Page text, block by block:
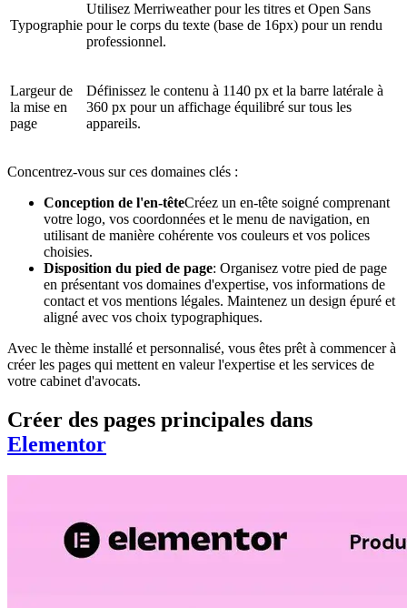
Typographie
Utilisez Merriweather pour les titres et Open Sans
pour le corps du texte (base de 16px) pour un rendu
professionnel.
Largeur de
la mise en
page
Définissez le contenu à 1140 px et la barre latérale à
360 px pour un affichage équilibré sur tous les
appareils.
Concentrez-vous sur ces domaines clés :
Conception de l'en-têteCréez un en-tête soigné comprenant
votre logo, vos coordonnées et le menu de navigation, en
utilisant de manière cohérente vos couleurs et vos polices
choisies.
Disposition du pied de page: Organisez votre pied de page
en présentant vos domaines d'expertise, vos informations de
contact et vos mentions légales. Maintenez un design épuré et
aligné avec vos choix typographiques.
Avec le thème installé et personnalisé, vous êtes prêt à commencer à
créer les pages qui mettent en valeur l'expertise et les services de
votre cabinet d'avocats.
Créer des pages principales dans
Elementor